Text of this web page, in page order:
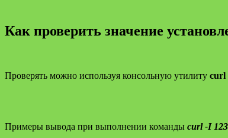
Как проверить значение
Проверять можно используя консольную утилиту curl
Примеры вывода при выполнении команды curl -I